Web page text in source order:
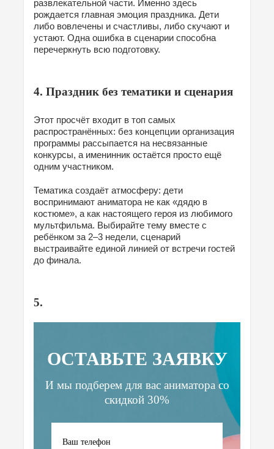
развлекательной части. Именно здесь
рождается главная эмоция праздника. Дети
либо вовлечены и счастливы, либо скучают и
устают. Одна ошибка в сценарии способна
перечеркнуть всю подготовку.
4. Праздник без тематики и сценария
Этот просчёт входит в топ самых
распространённых: без концепции организация
программы рассыпается на несвязанные
конкурсы, а именинник остаётся просто ещё
одним участником.
Тематика создаёт атмосферу: дети
воспринимают аниматора не как «дядю в
костюме», а как настоящего героя из любимого
мультфильма. Выбирайте тему вместе с
ребёнком за 2–3 недели, сценарий
выстраивайте единой линией от встречи гостей
до финала.
5.
ОСТАВЬТЕ ЗАЯВКУ
И мы подберем для вас аниматора со
скидкой 30%